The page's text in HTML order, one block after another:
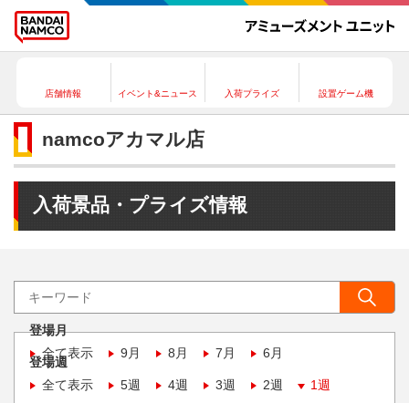
店舗情報 イベント&ニュース 入荷プライズ 設置ゲーム機
namcoアカマル店
入荷景品・プライズ情報
登場月
全て表示
9月 8月 7月 6月
登場週
全て表示
5週 4週 3週 2週 1週